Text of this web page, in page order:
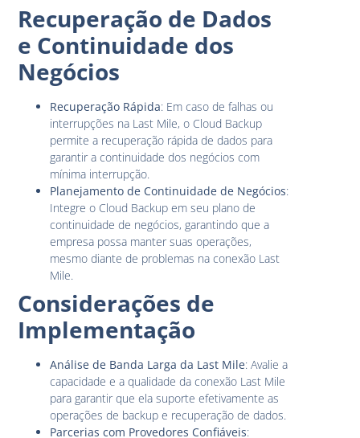
Recuperação de Dados
e Continuidade dos
Negócios
Recuperação Rápida: Em caso de falhas ou
interrupções na Last Mile, o Cloud Backup
permite a recuperação rápida de dados para
garantir a continuidade dos negócios com
mínima interrupção.
Planejamento de Continuidade de Negócios:
Integre o Cloud Backup em seu plano de
continuidade de negócios, garantindo que a
empresa possa manter suas operações,
mesmo diante de problemas na conexão Last
Mile.
Considerações de
Implementação
Análise de Banda Larga da Last Mile: Avalie a
capacidade e a qualidade da conexão Last Mile
para garantir que ela suporte efetivamente as
operações de backup e recuperação de dados.
Parcerias com Provedores Confiáveis: